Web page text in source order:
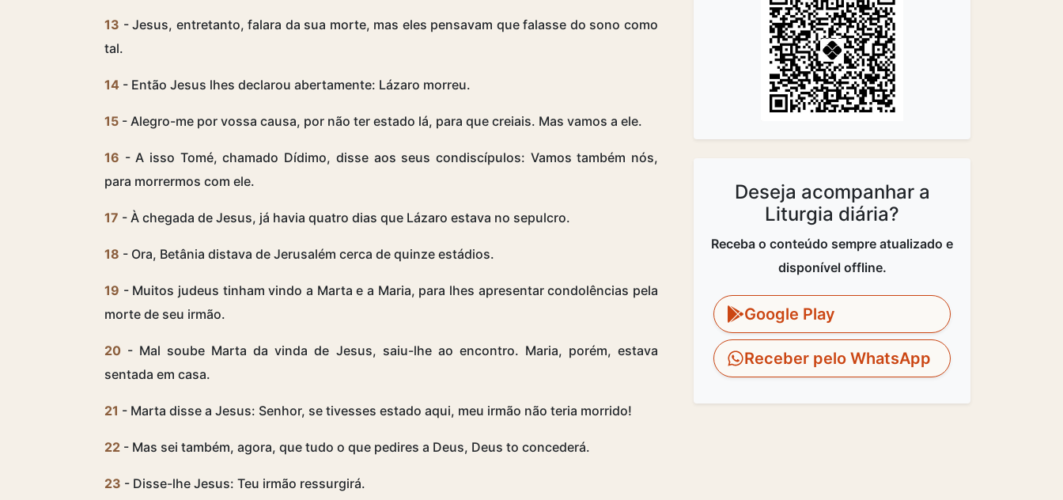
13 - Jesus, entretanto, falara da sua morte, mas eles pensavam que falasse do sono como
tal.
14 - Então Jesus lhes declarou abertamente: Lázaro morreu.
15 - Alegro-me por vossa causa, por não ter estado lá, para que creiais. Mas vamos a ele.
16 - A isso Tomé, chamado Dídimo, disse aos seus condiscípulos: Vamos também nós,
para morrermos com ele.
17 - À chegada de Jesus, já havia quatro dias que Lázaro estava no sepulcro.
18 - Ora, Betânia distava de Jerusalém cerca de quinze estádios.
19 - Muitos judeus tinham vindo a Marta e a Maria, para lhes apresentar condolências pela
morte de seu irmão.
20 - Mal soube Marta da vinda de Jesus, saiu-lhe ao encontro. Maria, porém, estava
sentada em casa.
21 - Marta disse a Jesus: Senhor, se tivesses estado aqui, meu irmão não teria morrido!
22 - Mas sei também, agora, que tudo o que pedires a Deus, Deus to concederá.
23 - Disse-lhe Jesus: Teu irmão ressurgirá.
Deseja acompanhar a
Liturgia diária?
Receba o conteúdo sempre atualizado e
disponível offline.
Google Play
Receber pelo WhatsApp